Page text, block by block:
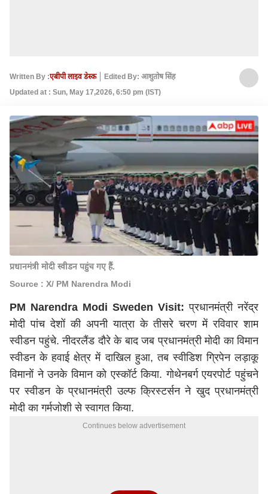
Written By :एबीपी लाइव डेस्क
Edited By: आशुतोष सिंह
Updated at : Sun, May 17,2026, 6:50 pm (IST)
प्रधानमंत्री मोदी स्वीडन पहुंच गए हैं.
Source : X/ PM Narendra Modi
PM Narendra Modi Sweden Visit: प्रधानमंत्रीनरेंद्र
मोदीपांच देशों की अपनी यात्रा के तीसरे चरण में रविवार शाम
स्वीडन पहुंचे. नीदरलैंड दौरे के बाद जब प्रधानमंत्री मोदी का विमान
स्वीडन के हवाई क्षेत्र में दाखिल हुआ, तब स्वीडिश ग्रिपेन लड़ाकू
विमानों ने उनके विमान को एस्कॉर्ट किया. गोथेनबर्ग एयरपोर्ट पहुंचने
पर स्वीडन के प्रधानमंत्री उल्फ क्रिस्टर्सन ने खुद प्रधानमंत्री
मोदी का गर्मजोशी से स्वागत किया.
Continues below advertisement